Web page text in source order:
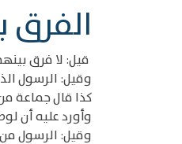
الفرق
قيل: لا فرق
وقيل: الرسول
كذا قال جماعة من [17 / أ]
وأورد عليه أن